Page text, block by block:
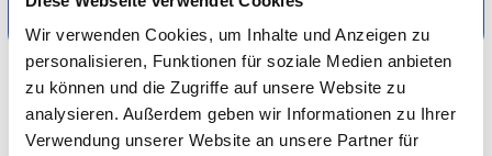
Wir verwenden Cookies, um Inhalte und Anzeigen zu
personalisieren, Funktionen für soziale Medien anbieten
zu können und die Zugriffe auf unsere Website zu
analysieren. Außerdem geben wir Informationen zu Ihrer
Verwendung unserer Website an unsere Partner für